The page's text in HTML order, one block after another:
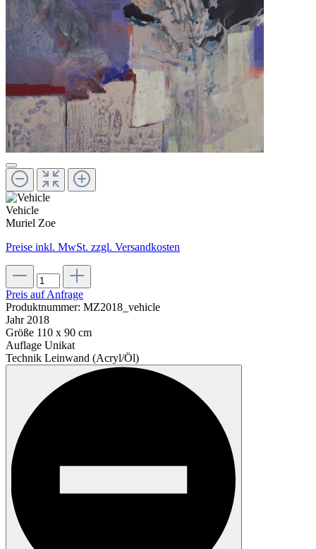
Vehicle
Muriel Zoe
Preise inkl. MwSt. zzgl. Versandkosten
Preis auf Anfrage
Produktnummer: MZ2018_vehicle
Jahr 2018
Größe 110 x 90 cm
Auflage Unikat
Technik Leinwand (Acryl/Öl)